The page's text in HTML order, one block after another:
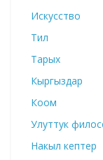
Искусство
Тил
Тарых
Кыргыздар
Коом
Улуттук
Накыл кептер